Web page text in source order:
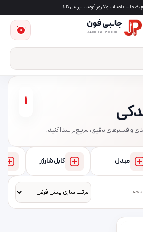
اصالت و ۷ روز فرصت بررسی کالا
جانبی فون
JANEBI PHONE
0
و فیلترهای دقیق، سریع‌تر پیدا کنید.
1
مبدل کابل شارژر